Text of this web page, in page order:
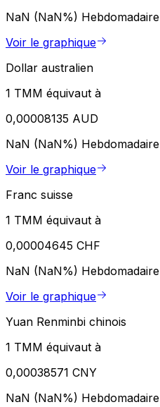
NaN (NaN%) Hebdomadaire
Voir le graphique
Dollar australien
1 TMM équivaut à
0,00008135 AUD
NaN (NaN%) Hebdomadaire
Voir le graphique
Franc suisse
1 TMM équivaut à
0,00004645 CHF
NaN (NaN%) Hebdomadaire
Voir le graphique
Yuan Renminbi chinois
1 TMM équivaut à
0,00038571 CNY
NaN (NaN%) Hebdomadaire